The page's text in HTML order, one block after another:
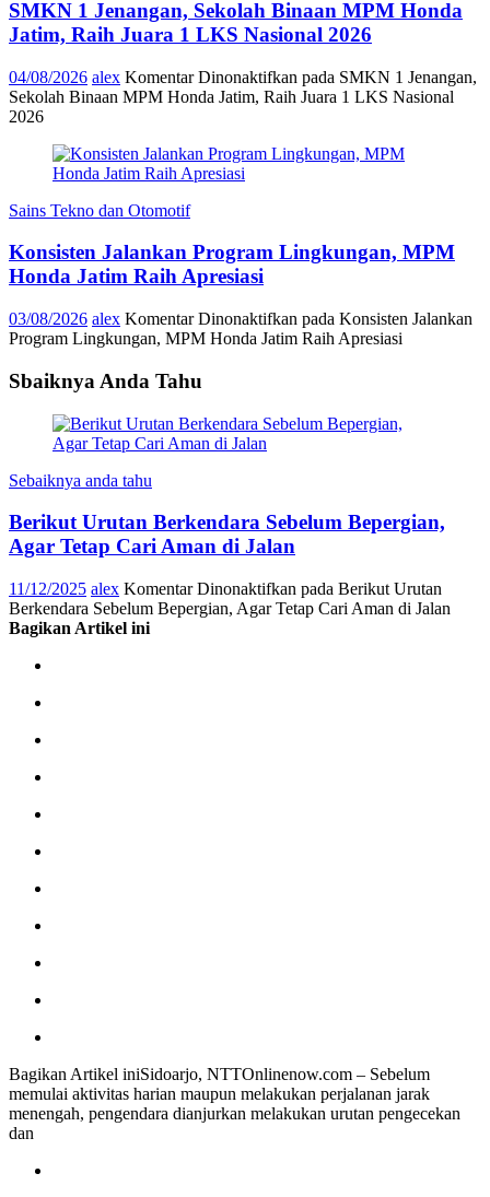
SMKN 1 Jenangan, Sekolah Binaan MPM Honda
Jatim, Raih Juara 1 LKS Nasional 2026
04/08/2026 alex Komentar Dinonaktifkan pada SMKN 1 Jenangan,
Sekolah Binaan MPM Honda Jatim, Raih Juara 1 LKS Nasional
2026
Sains Tekno dan Otomotif
Konsisten Jalankan Program Lingkungan, MPM
Honda Jatim Raih Apresiasi
03/08/2026 alex Komentar Dinonaktifkan pada Konsisten Jalankan
Program Lingkungan, MPM Honda Jatim Raih Apresiasi
Sbaiknya Anda Tahu
Sebaiknya anda tahu
Berikut Urutan Berkendara Sebelum Bepergian,
Agar Tetap Cari Aman di Jalan
11/12/2025 alex Komentar Dinonaktifkan pada Berikut Urutan
Berkendara Sebelum Bepergian, Agar Tetap Cari Aman di Jalan
Bagikan Artikel ini
Bagikan Artikel iniSidoarjo, NTTOnlinenow.com – Sebelum
memulai aktivitas harian maupun melakukan perjalanan jarak
menengah, pengendara dianjurkan melakukan urutan pengecekan
dan